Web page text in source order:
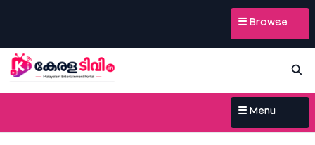
☰ Browse
☰ Menu